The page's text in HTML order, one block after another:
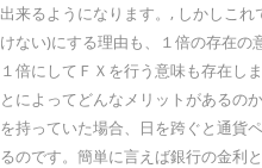
出来るようになります。, しかしこ
けない)にする理由も、１倍の存在
１倍にしてＦＸを行う意味も存在し
とによってどんなメリットがあるの
を持っていた場合、日を跨ぐと通貨
るのです。簡単に言えば銀行の金利